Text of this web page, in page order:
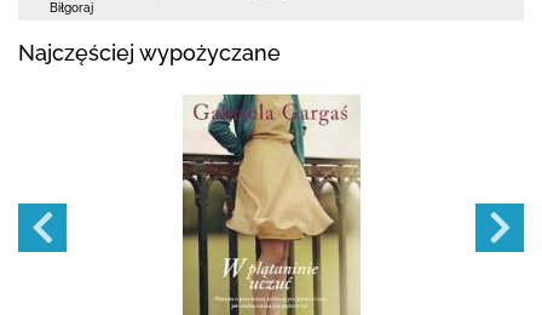
Biłgoraj
Najczęściej wypożyczane